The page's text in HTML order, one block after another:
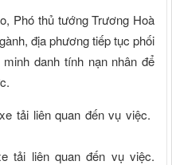
Phó thủ tướng Trương Hoà
địa phương tiếp tục phối
danh tính nạn nhân để
tải liên quan đến vụ việc.